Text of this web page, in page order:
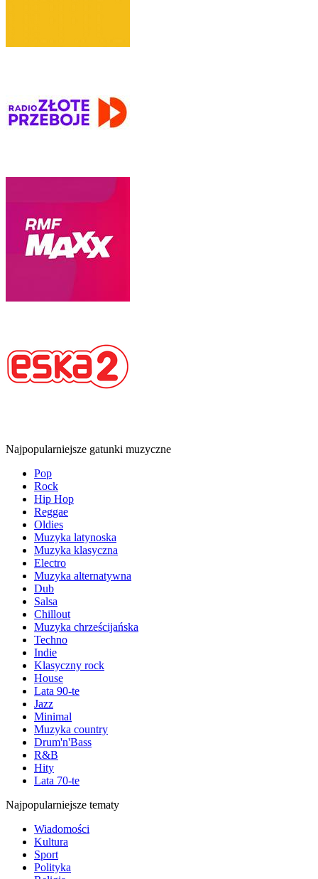
Najpopularniejsze gatunki muzyczne
Pop
Rock
Hip Hop
Reggae
Oldies
Muzyka latynoska
Muzyka klasyczna
Electro
Muzyka alternatywna
Dub
Salsa
Chillout
Muzyka chrześcijańska
Techno
Indie
Klasyczny rock
House
Lata 90-te
Jazz
Minimal
Muzyka country
Drum'n'Bass
R&B
Hity
Lata 70-te
Najpopularniejsze tematy
Wiadomości
Kultura
Sport
Polityka